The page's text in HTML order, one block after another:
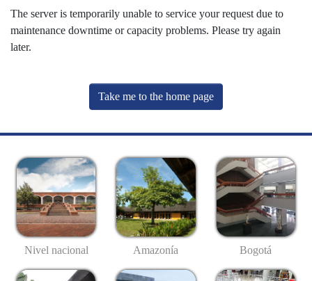
The server is temporarily unable to service your request due to
maintenance downtime or capacity problems. Please try again
later.
Take me to the home page
Nivel nacional Amazonía Bogotá